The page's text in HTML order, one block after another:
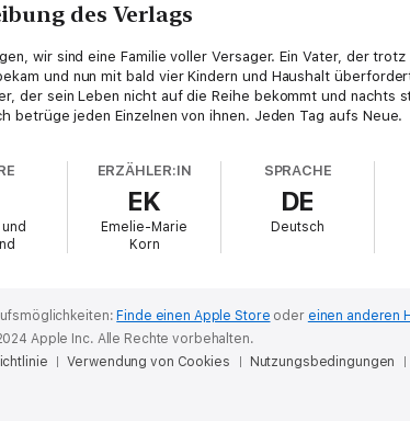
des Verlags
wir sind eine Familie voller Versager. Ein Vater, der
und nun mit bald vier Kindern und Haushalt
der sein Leben nicht auf die Reihe bekommt und nachts
betrüge jeden Einzelnen von ihnen. Jeden Tag aufs Neue.
ERZÄHLER:IN
EK
Emelie-Marie
Korn
SPRACHE
DE
Deutsch
Finde einen Apple Store oder einen anderen
Apple Inc. Alle Rechte vorbehalten.
Verwendung von Cookies Nutzungsbedingungen